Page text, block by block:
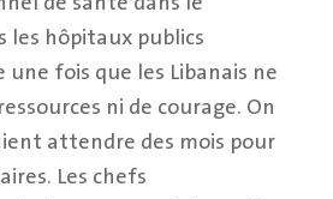
les hôpitaux publics
fois que les Libanais ne
ni de courage. On
attendre des mois pour
Les chefs